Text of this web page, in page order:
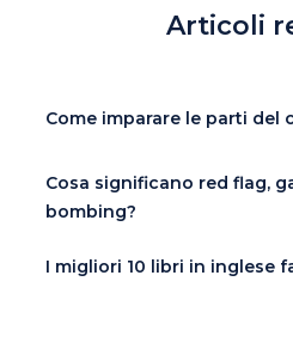
Articoli
Come imparare le parti del
Cosa significano red flag,
bombing?
I migliori 10 libri in inglese